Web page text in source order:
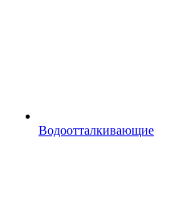
Водоотталкивающие